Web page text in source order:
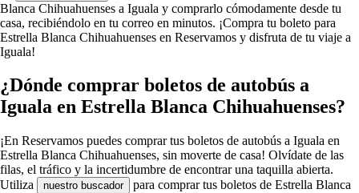
Blanca Chihuahuenses a Iguala y comprarlo cómodamente desde tu
casa, recibiéndolo en tu correo en minutos. ¡Compra tu boleto para
Estrella Blanca Chihuahuenses en Reservamos y disfruta de tu viaje a
Iguala!
¿Dónde comprar boletos de autobús a
Iguala en Estrella Blanca Chihuahuenses?
¡En Reservamos puedes comprar tus boletos de autobús a Iguala en
Estrella Blanca Chihuahuenses, sin moverte de casa! Olvídate de las
filas, el tráfico y la incertidumbre de encontrar una taquilla abierta.
Utiliza
nuestro buscador
para comprar tus boletos de Estrella Blanca